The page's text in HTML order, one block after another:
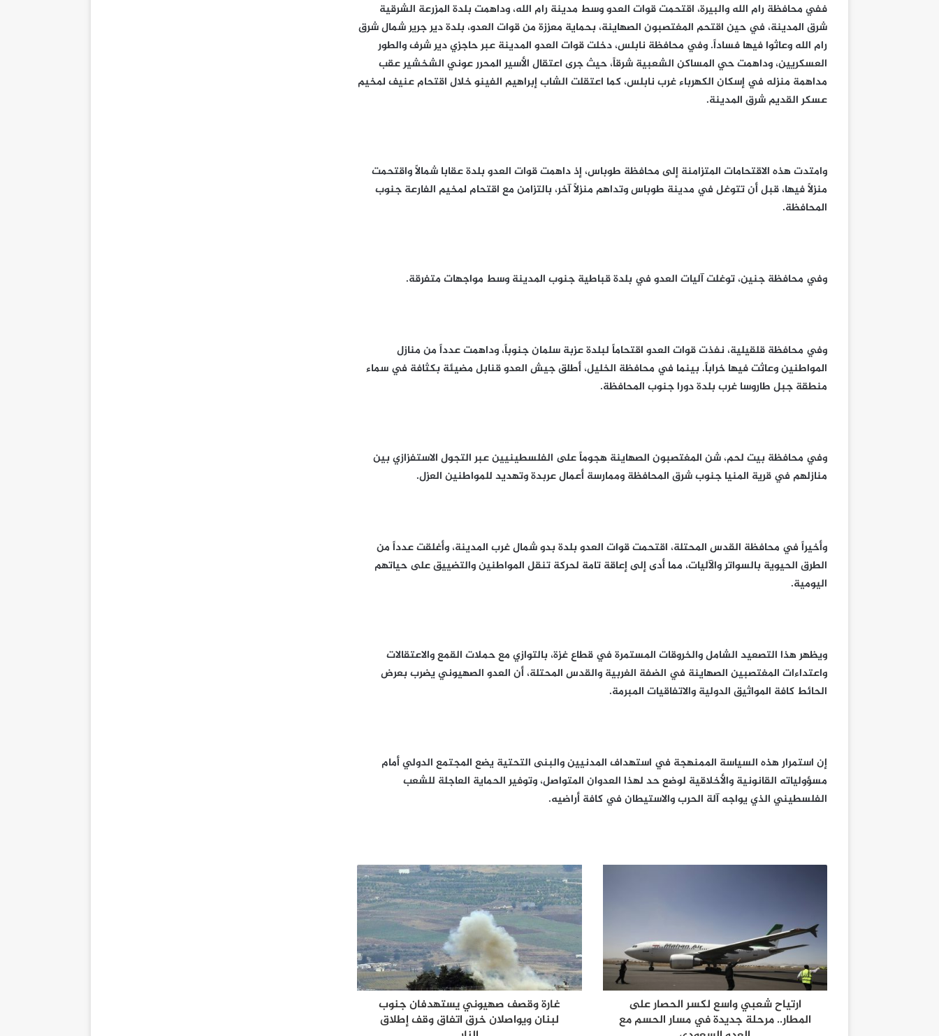
ففي محافظة رام الله والبيرة، اقتحمت قوات العدو وسط مدينة رام الله، وداهمت بلدة المزرعة الشرقية
شرق المدينة، في حين اقتحم المغتصبون الصهاينة، بحماية معززة من قوات العدو، بلدة دير جرير شمال شرق
رام الله وعاثوا فيها فساداً. وفي محافظة نابلس، دخلت قوات العدو المدينة عبر حاجزي دير شرف والطور
العسكريين، وداهمت حي المساكن الشعبية شرقاً، حيث جرى اعتقال الأسير المحرر عوني الشخشير عقب
مداهمة منزله في إسكان الكهرباء غرب نابلس، كما اعتقلت الشاب إبراهيم الفينو خلال اقتحام عنيف لمخيم
عسكر القديم شرق المدينة.
وامتدت هذه الاقتحامات المتزامنة إلى محافظة طوباس، إذ داهمت قوات العدو بلدة عقابا شمالاً واقتحمت
منزلاً فيها، قبل أن تتوغل في مدينة طوباس وتداهم منزلاً آخر، بالتزامن مع اقتحام لمخيم الفارعة جنوب
المحافظة.
وفي محافظة جنين، توغلت آليات العدو في بلدة قباطية جنوب المدينة وسط مواجهات متفرقة.
وفي محافظة قلقيلية، نفذت قوات العدو اقتحاماً لبلدة عزبة سلمان جنوباً، وداهمت عدداً من منازل
المواطنين وعاثت فيها خراباً. بينما في محافظة الخليل، أطلق جيش العدو قنابل مضيئة بكثافة في سماء
منطقة جبل طاروسا غرب بلدة دورا جنوب المحافظة.
وفي محافظة بيت لحم، شن المغتصبون الصهاينة هجوماً على الفلسطينيين عبر التجول الاستفزازي بين
منازلهم في قرية المنيا جنوب شرق المحافظة وممارسة أعمال عربدة وتهديد للمواطنين العزل.
وأخيراً في محافظة القدس المحتلة، اقتحمت قوات العدو بلدة بدو شمال غرب المدينة، وأغلقت عدداً من
الطرق الحيوية بالسواتر والآليات، مما أدى إلى إعاقة تامة لحركة تنقل المواطنين والتضييق على حياتهم
اليومية.
ويظهر هذا التصعيد الشامل والخروقات المستمرة في قطاع غزة، بالتوازي مع حملات القمع والاعتقالات
واعتداءات المغتصبين الصهاينة في الضفة الغربية والقدس المحتلة، أن العدو الصهيوني يضرب بعرض
الحائط كافة المواثيق الدولية والاتفاقيات المبرمة.
إن استمرار هذه السياسة الممنهجة في استهداف المدنيين والبنى التحتية يضع المجتمع الدولي أمام
مسؤولياته القانونية والأخلاقية لوضع حد لهذا العدوان المتواصل، وتوفير الحماية العاجلة للشعب
الفلسطيني الذي يواجه آلة الحرب والاستيطان في كافة أراضيه.
ارتياح شعبي واسع لكسر الحصار على
المطار.. مرحلة جديدة في مسار الحسم مع
غارة وقصف صهيوني يستهدفان جنوب
لبنان ويواصلان خرق اتفاق وقف إطلاق